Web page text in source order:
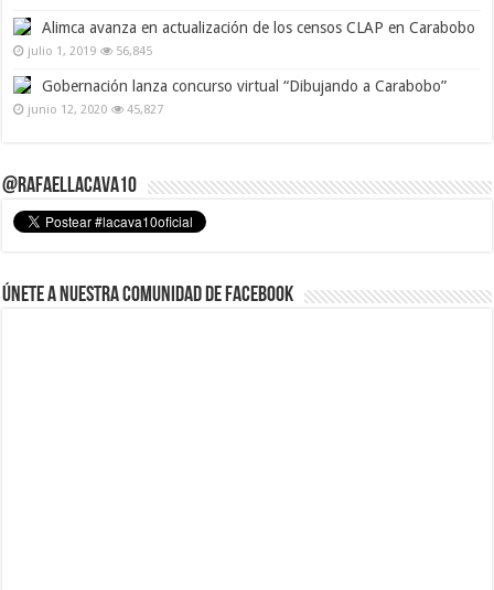
Alimca avanza en actualización de los censos CLAP en Carabobo
julio 1, 2019 56,845
Gobernación lanza concurso virtual “Dibujando a Carabobo”
junio 12, 2020 45,827
@RafaelLacava10
Únete a nuestra comunidad de Facebook